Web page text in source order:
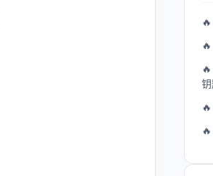
钥